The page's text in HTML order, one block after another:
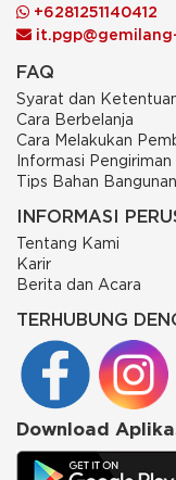
+6281251140412
FAQ
Syarat dan
Cara Berbelanja
Cara Melakukan
Informasi Pengiriman
Tips Bahan Bangunan
INFORMASI
Tentang Kami
Karir
Berita dan Acara
TERHUBUNG
Download